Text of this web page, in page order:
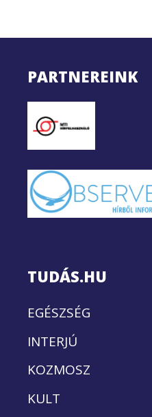
PARTNEREINK
TUDÁS.HU
EGÉSZSÉG
INTERJÚ
KOZMOSZ
KULT